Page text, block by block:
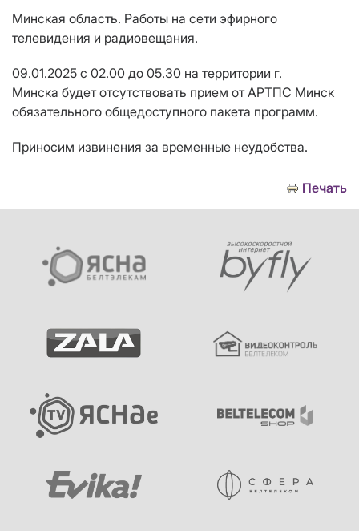
Минская область. Работы на сети эфирного
телевидения и радиовещания.
09.01.2025 с 02.00 до 05.30 на территории г.
Минска будет отсутствовать прием от АРТПС Минск
обязательного общедоступного пакета программ.
Приносим извинения за временные неудобства.
Печать